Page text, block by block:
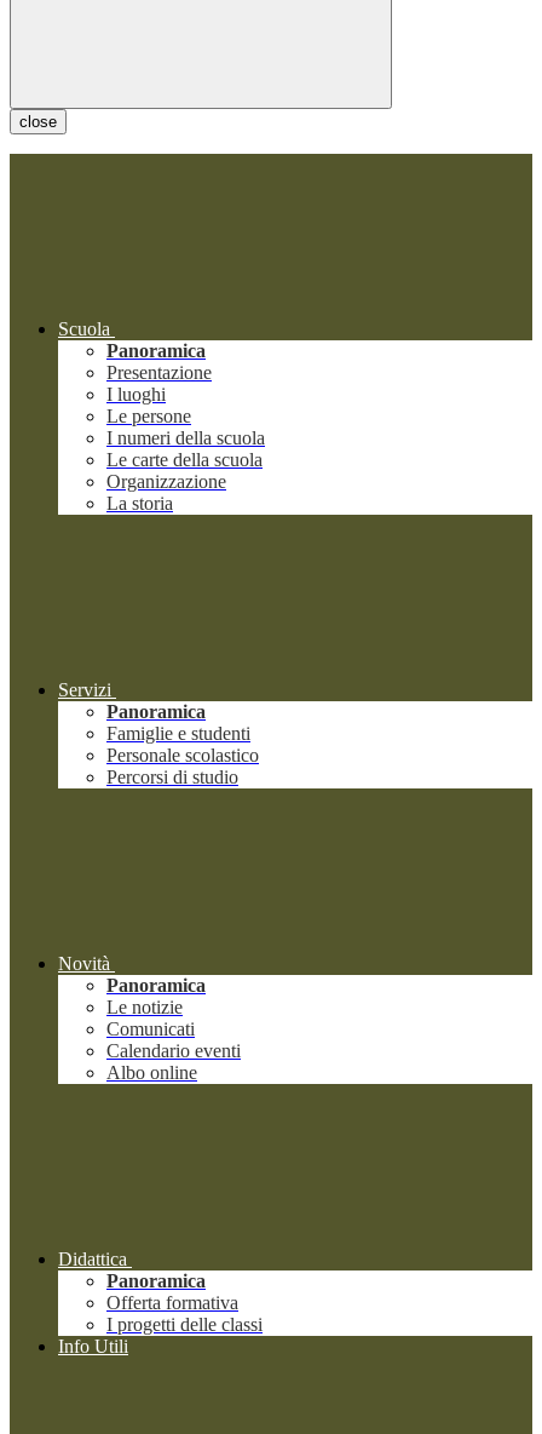
close
Scuola
Panoramica
Presentazione
I luoghi
Le persone
I numeri della scuola
Le carte della scuola
Organizzazione
La storia
Servizi
Panoramica
Famiglie e studenti
Personale scolastico
Percorsi di studio
Novità
Panoramica
Le notizie
Comunicati
Calendario eventi
Albo online
Didattica
Panoramica
Offerta formativa
I progetti delle classi
Info Utili